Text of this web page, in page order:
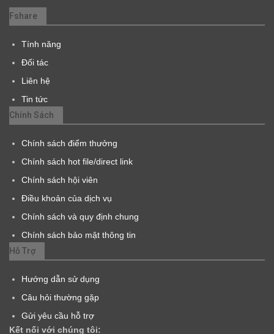
Fshare
Tính năng
Đối tác
Liên hệ
Tin tức
Chính Sách
Chính sách điểm thưởng
Chính sách hot file/direct link
Chính sách hội viên
Điều khoản của dịch vụ
Chính sách và quy định chung
Chính sách bảo mật thông tin
Hỗ Trợ
Hướng dẫn sử dụng
Câu hỏi thường gặp
Gửi yêu cầu hỗ trợ
Kết nối với chúng tôi: